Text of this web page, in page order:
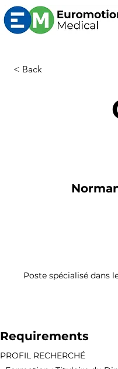
< Back
Poste spécialisé dans
Requirements
PROFIL RECHERCHÉ